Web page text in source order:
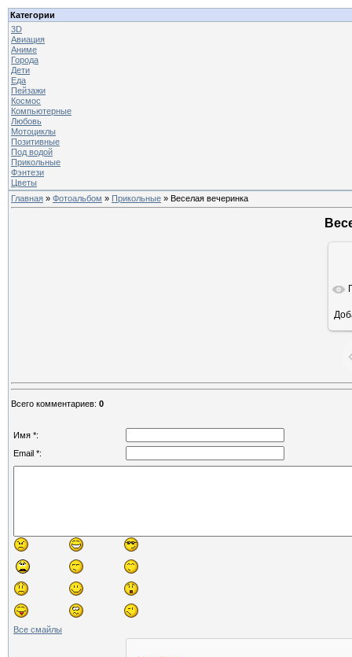
Категории
3D
Авиация
Аниме
Города
Дети
Еда
Пейзажи
Космос
Компьютерные
Любовь
Мотоциклы
Позитивные
Под водой
Прикольные
Фэнтези
Цветы
Главная » Фотоальбом » Прикольные » Веселая вечеринка
Всего комментариев: 0
Имя *:
Email *:
Все смайлы